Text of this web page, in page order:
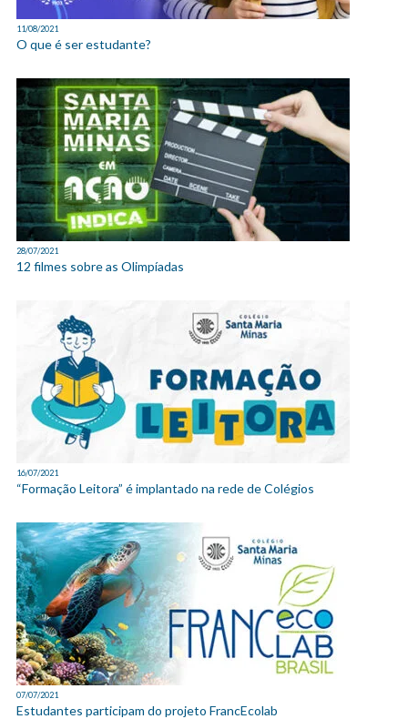
11/08/2021
O que é ser estudante?
28/07/2021
12 filmes sobre as Olimpíadas
16/07/2021
“Formação Leitora” é implantado na rede de Colégios
07/07/2021
Estudantes participam do projeto FrancEcolab